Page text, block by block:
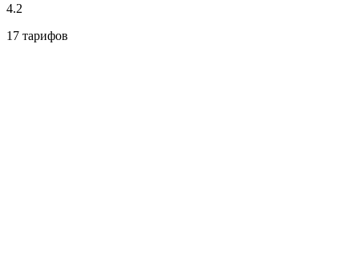
4.2
17 тарифов